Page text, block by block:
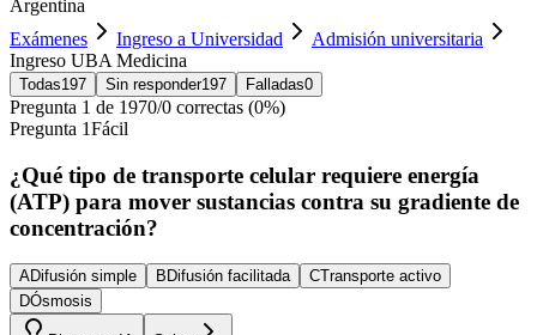
Argentina
Exámenes
Ingreso a Universidad
Admisión universitaria
Ingreso UBA Medicina
Todas197 Sin responder197 Falladas0
Pregunta 1 de 1970/0 correctas (0%)
Pregunta 1Fácil
¿Qué tipo de transporte celular requiere energía
(ATP) para mover sustancias contra su gradiente de
concentración?
ADifusión simple B Difusión facilitada CTransporte activo
DÓsmosis